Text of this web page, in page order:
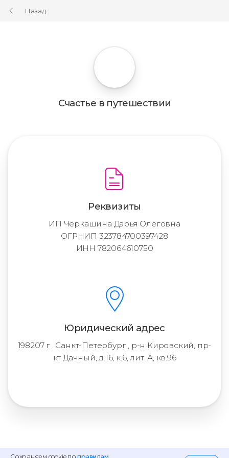
Назад
Счастье в путешествии
Реквизиты
ИП Черкашина Дарья Олеговна
ОГРНИП 323784700397428
ИНН 782064610750
Юридический адрес
198207 г . Санкт-Петербург , р-н Кировский, пр-
кт Дачный, д.16, к.6, лит. А, кв.96